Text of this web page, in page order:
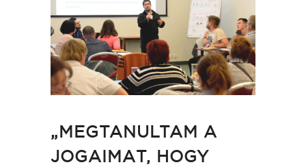
„MEGTANULTAM A
JOGAIMAT, HOGY